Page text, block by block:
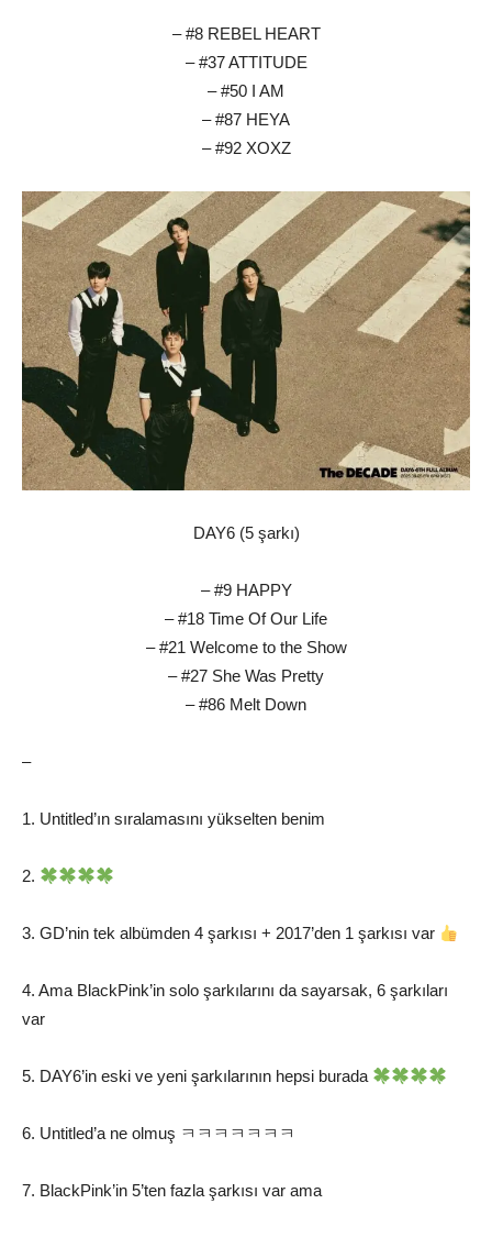
– #8 REBEL HEART
– #37 ATTITUDE
– #50 I AM
– #87 HEYA
– #92 XOXZ
DAY6 (5 şarkı)
– #9 HAPPY
– #18 Time Of Our Life
– #21 Welcome to the Show
– #27 She Was Pretty
– #86 Melt Down
–
1. Untitled’ın sıralamasını yükselten benim
2.
3. GD’nin tek albümden 4 şarkısı + 2017’den 1 şarkısı var
4. Ama BlackPink’in solo şarkılarını da sayarsak, 6 şarkıları
var
5. DAY6’in eski ve yeni şarkılarının hepsi burada
6. Untitled’a ne olmuş ㅋㅋㅋㅋㅋㅋㅋ
7. BlackPink’in 5’ten fazla şarkısı var ama